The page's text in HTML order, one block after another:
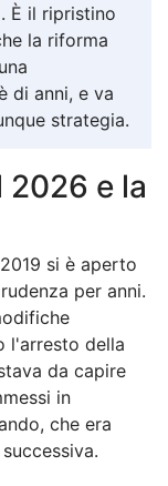
È il ripristino
la riforma
di anni, e va
strategia.
2026 e la
si è aperto
per anni.
l'arresto della
da capire
in
che era